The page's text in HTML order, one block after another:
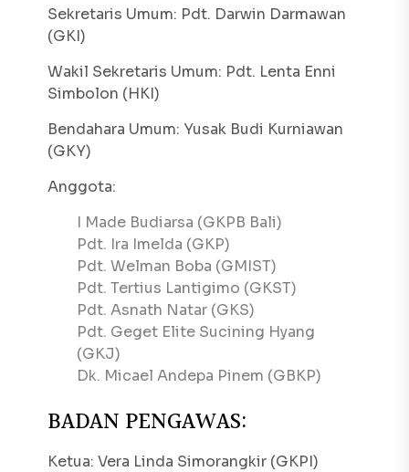
Sekretaris Umum: Pdt. Darwin Darmawan
(GKI)
Wakil Sekretaris Umum: Pdt. Lenta Enni
Simbolon (HKI)
Bendahara Umum: Yusak Budi Kurniawan
(GKY)
Anggota:
I Made Budiarsa (GKPB Bali)
Pdt. Ira Imelda (GKP)
Pdt. Welman Boba (GMIST)
Pdt. Tertius Lantigimo (GKST)
Pdt. Asnath Natar (GKS)
Pdt. Geget Elite Sucining Hyang
(GKJ)
Dk. Micael Andepa Pinem (GBKP)
BADAN PENGAWAS:
Ketua: Vera Linda Simorangkir (GKPI)